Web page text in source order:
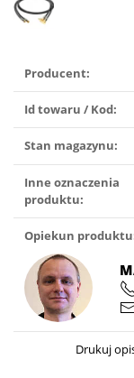
Producent:
Id towaru / Kod:
Stan magazynu:
Inne oznaczenia
produktu:
Opiekun
Drukuj